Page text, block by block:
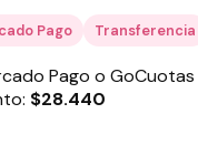
Pago Transferencia
Pago o GoCuotas
$28.440